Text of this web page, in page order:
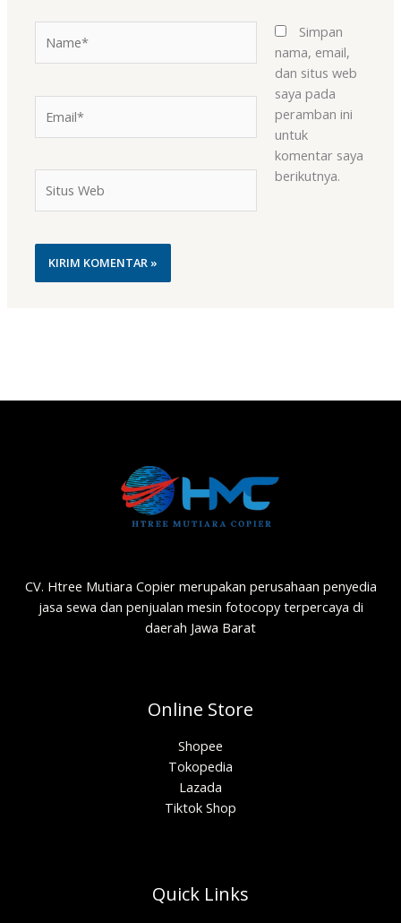
Web
Simpan
nama, email,
dan situs web
saya pada
peramban ini
untuk
komentar saya
berikutnya.
CV. Htree Mutiara Copier merupakan perusahaan penyedia
jasa sewa dan penjualan mesin fotocopy terpercaya di
daerah Jawa Barat
Online Store
Shopee
Tokopedia
Lazada
Tiktok Shop
Quick Links